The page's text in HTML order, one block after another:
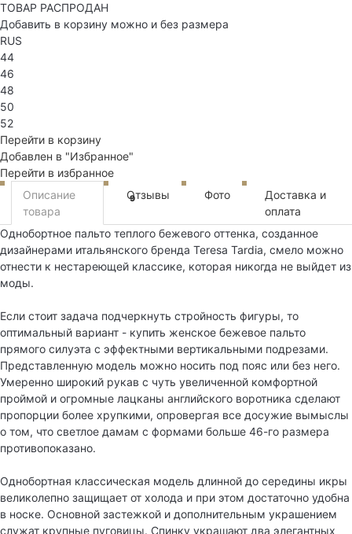
ТОВАР РАСПРОДАН
Добавить в корзину можно и без размера
RUS
44
46
48
50
52
Перейти в корзину
Добавлен в "Избранное"
Перейти в избранное
Описание
товара
Отзывы
9 Фото
Доставка и
оплата
Однобортное пальто теплого бежевого оттенка, созданное
дизайнерами итальянского бренда Teresa Tardia, смело можно
отнести к нестареющей классике, которая никогда не выйдет из
моды.
Если стоит задача подчеркнуть стройность фигуры, то
оптимальный вариант - купить женское бежевое пальто
прямого силуэта с эффектными вертикальными подрезами.
Представленную модель можно носить под пояс или без него.
Умеренно широкий рукав с чуть увеличенной комфортной
проймой и огромные лацканы английского воротника сделают
пропорции более хрупкими, опровергая все досужие вымыслы
о том, что светлое дамам с формами больше 46-го размера
противопоказано.
Однобортная классическая модель длинной до середины икры
великолепно защищает от холода и при этом достаточно удобна
в носке. Основной застежкой и дополнительным украшением
служат крупные пуговицы. Спинку украшают два элегантных